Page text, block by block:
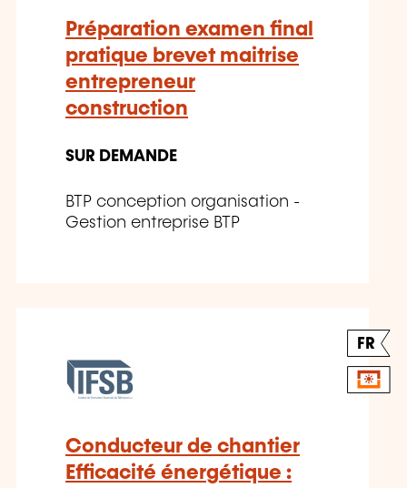
Préparation examen final
pratique brevet maitrise
entrepreneur
construction
SUR DEMANDE
BTP conception organisation -
Gestion entreprise BTP
FR
Conducteur de chantier
Efficacité énergétique :